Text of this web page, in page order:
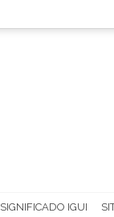
SIGNIFICADO IGUI